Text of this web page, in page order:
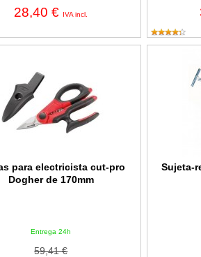
28,40 € IVA incl.
para electricista cut-pro
Dogher de 170mm
Entrega 24h
59,41 €
electricista cut-pro Dogher de 170mm
Sujeta-